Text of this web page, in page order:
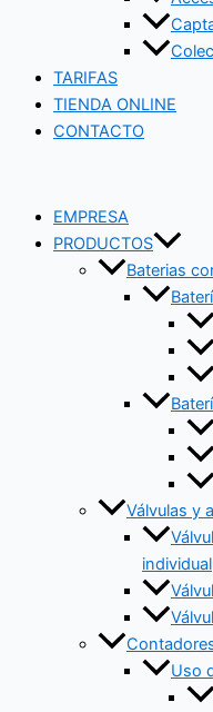
TARIFAS
TIENDA ONLINE
CONTACTO
EMPRESA
PRODUCTOS
Baterias
Válvulas y
individual
Uso